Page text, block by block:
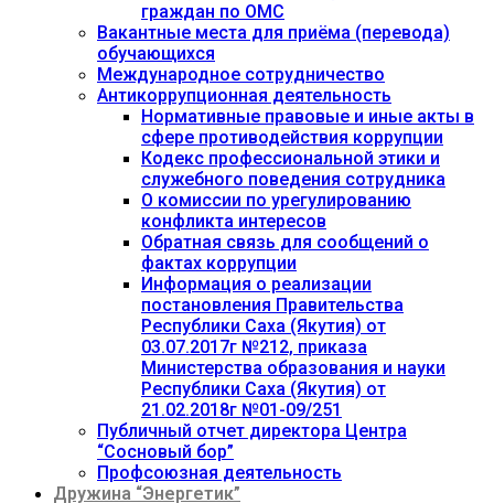
граждан по ОМС
Вакантные места для приёма (перевода)
обучающихся
Международное сотрудничество
Антикоррупционная деятельность
Нормативные правовые и иные акты в
сфере противодействия коррупции
Кодекс профессиональной этики и
служебного поведения сотрудника
О комиссии по урегулированию
конфликта интересов
Обратная связь для сообщений о
фактах коррупции
Информация о реализации
постановления Правительства
Республики Саха (Якутия) от
03.07.2017г №212, приказа
Министерства образования и науки
Республики Саха (Якутия) от
21.02.2018г №01-09/251
Публичный отчет директора Центра
“Сосновый бор”
Профсоюзная деятельность
Дружина “Энергетик”